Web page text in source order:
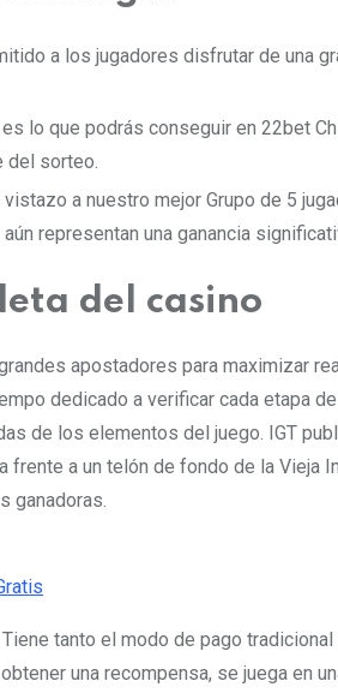
a los jugadores disfrutar de una
lo que podrás conseguir en 22bet
del sorteo.
vistazo a nuestro mejor Grupo de 5
representan una ganancia
del casino
apostadores para maximizar
dedicado a verificar cada etapa
de los elementos del juego. IGT
a un telón de fondo de la Vieja
ganadoras.
Tiene tanto el modo de pago
una recompensa, se juega en